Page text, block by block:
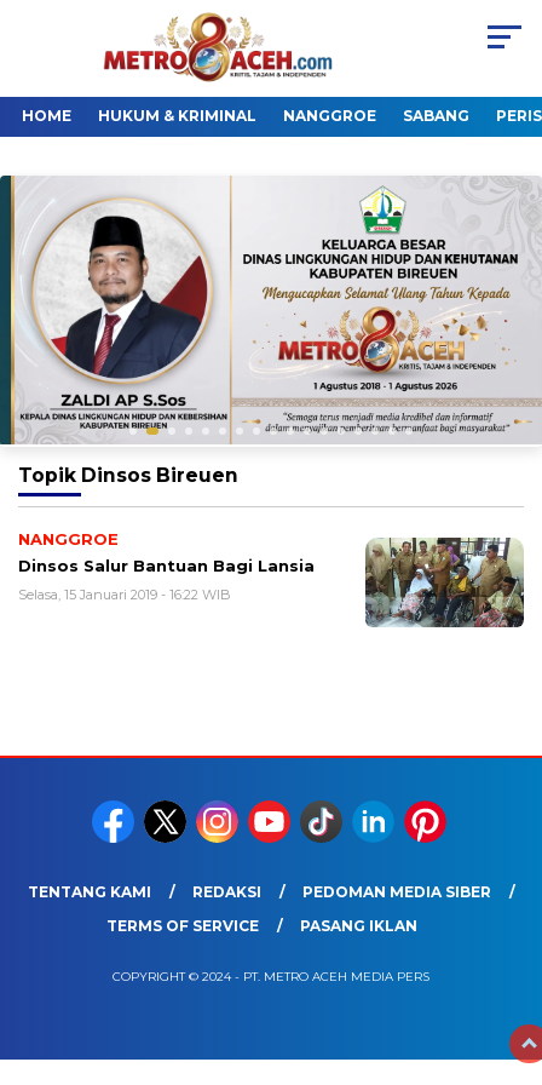
HOME HUKUM & KRIMINAL NANGGROE SABANG
Topik Dinsos Bireuen
NANGGROE
Dinsos Salur Bantuan Bagi Lansia
Selasa, 15 Januari 2019 - 16:22 WIB
TENTANG KAMI REDAKSI
PEDOMAN MEDIA SIBER
TERMS OF SERVICE
PASANG IKLAN
COPYRIGHT © 2024 - PT. METRO ACEH MEDIA PERS